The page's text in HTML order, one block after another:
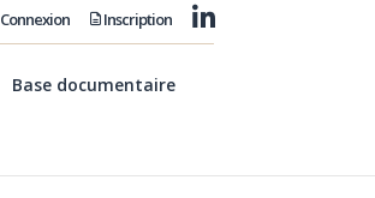
Connexion Inscription L
i
e
i
Base documentaire